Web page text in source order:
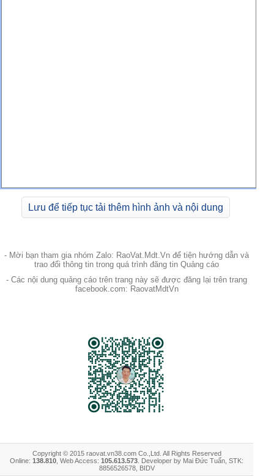
Lưu để tiếp tục tải thêm hình ảnh và nội dung
- Mời bạn tham gia nhóm Zalo: RaoVat.Mdt.Vn để tiện hướng dẫn và
trao đổi thông tin trong quá trình đăng tin Quảng cáo
- Các nội dung quảng cáo trên trang này sẽ được đăng lại trên trang
facebook.com: RaovatMdtVn
Copyright © 2015 raovat.vn38.com Co.,Ltd. All Rights Reserved
Online: 138.810 , Web Access: 105.613.573 . Developer by Mai Đức Tuấn, STK:
8856526578, BIDV